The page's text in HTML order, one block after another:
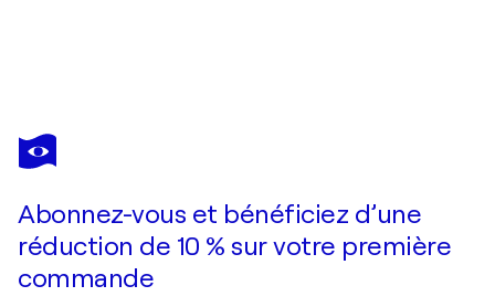
CECILIA
ANDONAEGUI
Je passe commande
Abonnez-vous et bénéficiez d’une
réduction de 10 % sur votre première
commande